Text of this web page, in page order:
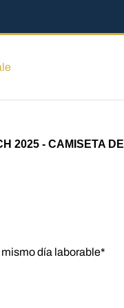
2025 - CAMISETA DE
día laborable*